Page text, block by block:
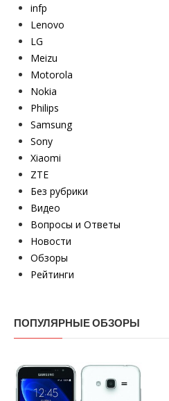
infp
Lenovo
LG
Meizu
Motorola
Nokia
Philips
Samsung
Sony
Xiaomi
ZTE
Без рубрики
Видео
Вопросы и Ответы
Новости
Обзоры
Рейтинги
ПОПУЛЯРНЫЕ ОБЗОРЫ